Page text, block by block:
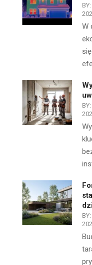
BY:
W
BY:
BY: